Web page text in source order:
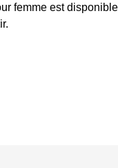
femme est